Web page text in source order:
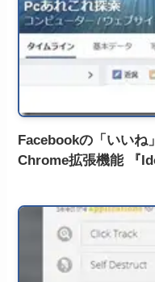
Facebookの「いいね
Chrome拡張機能 『